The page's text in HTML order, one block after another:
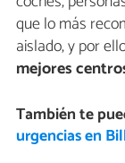
que lo más
aislado, y por
mejores
También te
urgencias en